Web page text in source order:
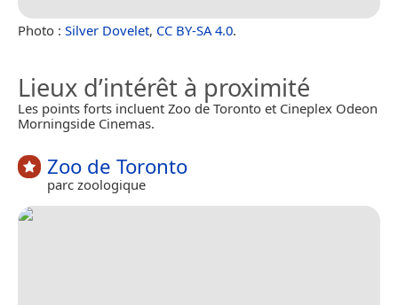
Photo : Silver Dovelet, CC BY-SA 4.0.
Lieux d’intérêt à proximité
Les points forts incluent Zoo de Toronto et Cineplex Odeon
Morningside Cinemas.
Zoo de Toronto
parc zoologique